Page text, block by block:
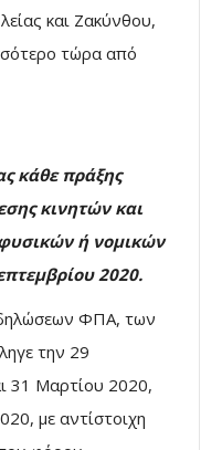
και Ζακύνθου,
τώρα από
κάθε πράξης
κινητών και
ή νοµικών
2020.
ΦΠΑ, των
την 29
31 Μαρτίου 2020,
με αντίστοιχη